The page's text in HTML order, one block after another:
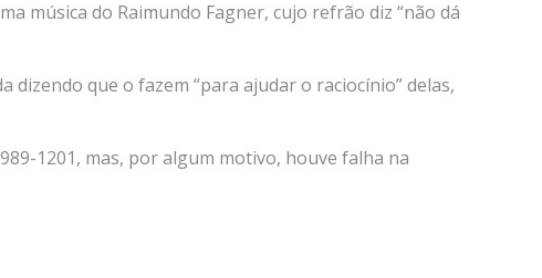
música do Raimundo Fagner, cujo refrão diz “não dá
que o fazem “para ajudar o raciocínio” delas,
1201, mas, por algum motivo, houve falha na